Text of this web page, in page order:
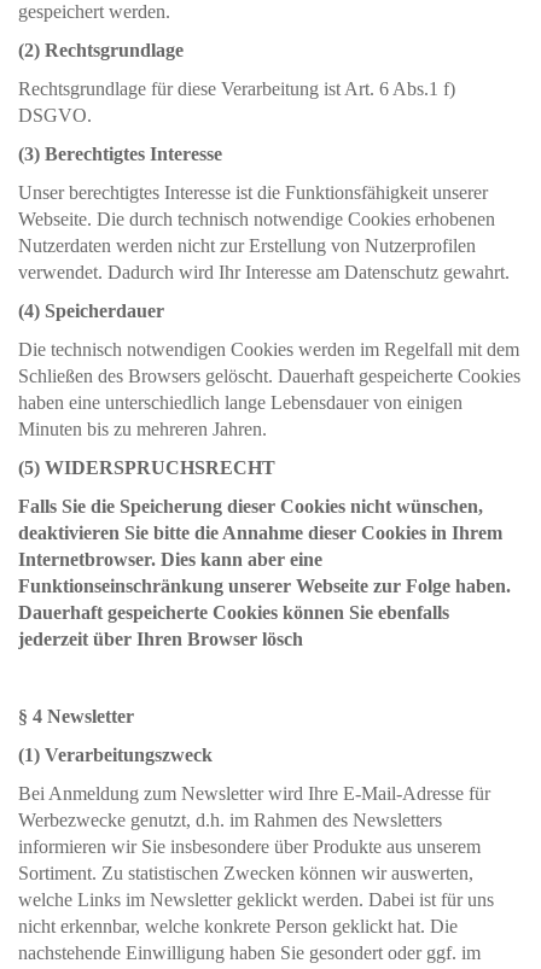
gespeichert werden.
(2) Rechtsgrundlage
Rechtsgrundlage für diese Verarbeitung ist Art. 6 Abs.1 f)
DSGVO.
(3) Berechtigtes Interesse
Unser berechtigtes Interesse ist die Funktionsfähigkeit unserer
Webseite. Die durch technisch notwendige Cookies erhobenen
Nutzerdaten werden nicht zur Erstellung von Nutzerprofilen
verwendet. Dadurch wird Ihr Interesse am Datenschutz gewahrt.
(4) Speicherdauer
Die technisch notwendigen Cookies werden im Regelfall mit dem
Schließen des Browsers gelöscht. Dauerhaft gespeicherte Cookies
haben eine unterschiedlich lange Lebensdauer von einigen
Minuten bis zu mehreren Jahren.
(5) WIDERSPRUCHSRECHT
Falls Sie die Speicherung dieser Cookies nicht wünschen,
deaktivieren Sie bitte die Annahme dieser Cookies in Ihrem
Internetbrowser. Dies kann aber eine
Funktionseinschränkung unserer Webseite zur Folge haben.
Dauerhaft gespeicherte Cookies können Sie ebenfalls
jederzeit über Ihren Browser lösch
§ 4 Newsletter
(1) Verarbeitungszweck
Bei Anmeldung zum Newsletter wird Ihre E-Mail-Adresse für
Werbezwecke genutzt, d.h. im Rahmen des Newsletters
informieren wir Sie insbesondere über Produkte aus unserem
Sortiment. Zu statistischen Zwecken können wir auswerten,
welche Links im Newsletter geklickt werden. Dabei ist für uns
nicht erkennbar, welche konkrete Person geklickt hat. Die
nachstehende Einwilligung haben Sie gesondert oder ggf. im